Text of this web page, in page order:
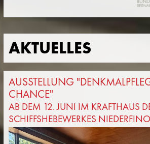
AKTUELLES
AUSSTELLUNG
CHANCE"
AB DEM 12. JUNI IM KRAFTHAUS
SCHIFFSHEBEWERKES